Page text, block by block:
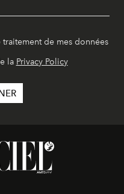
de mes données
la Privacy Policy